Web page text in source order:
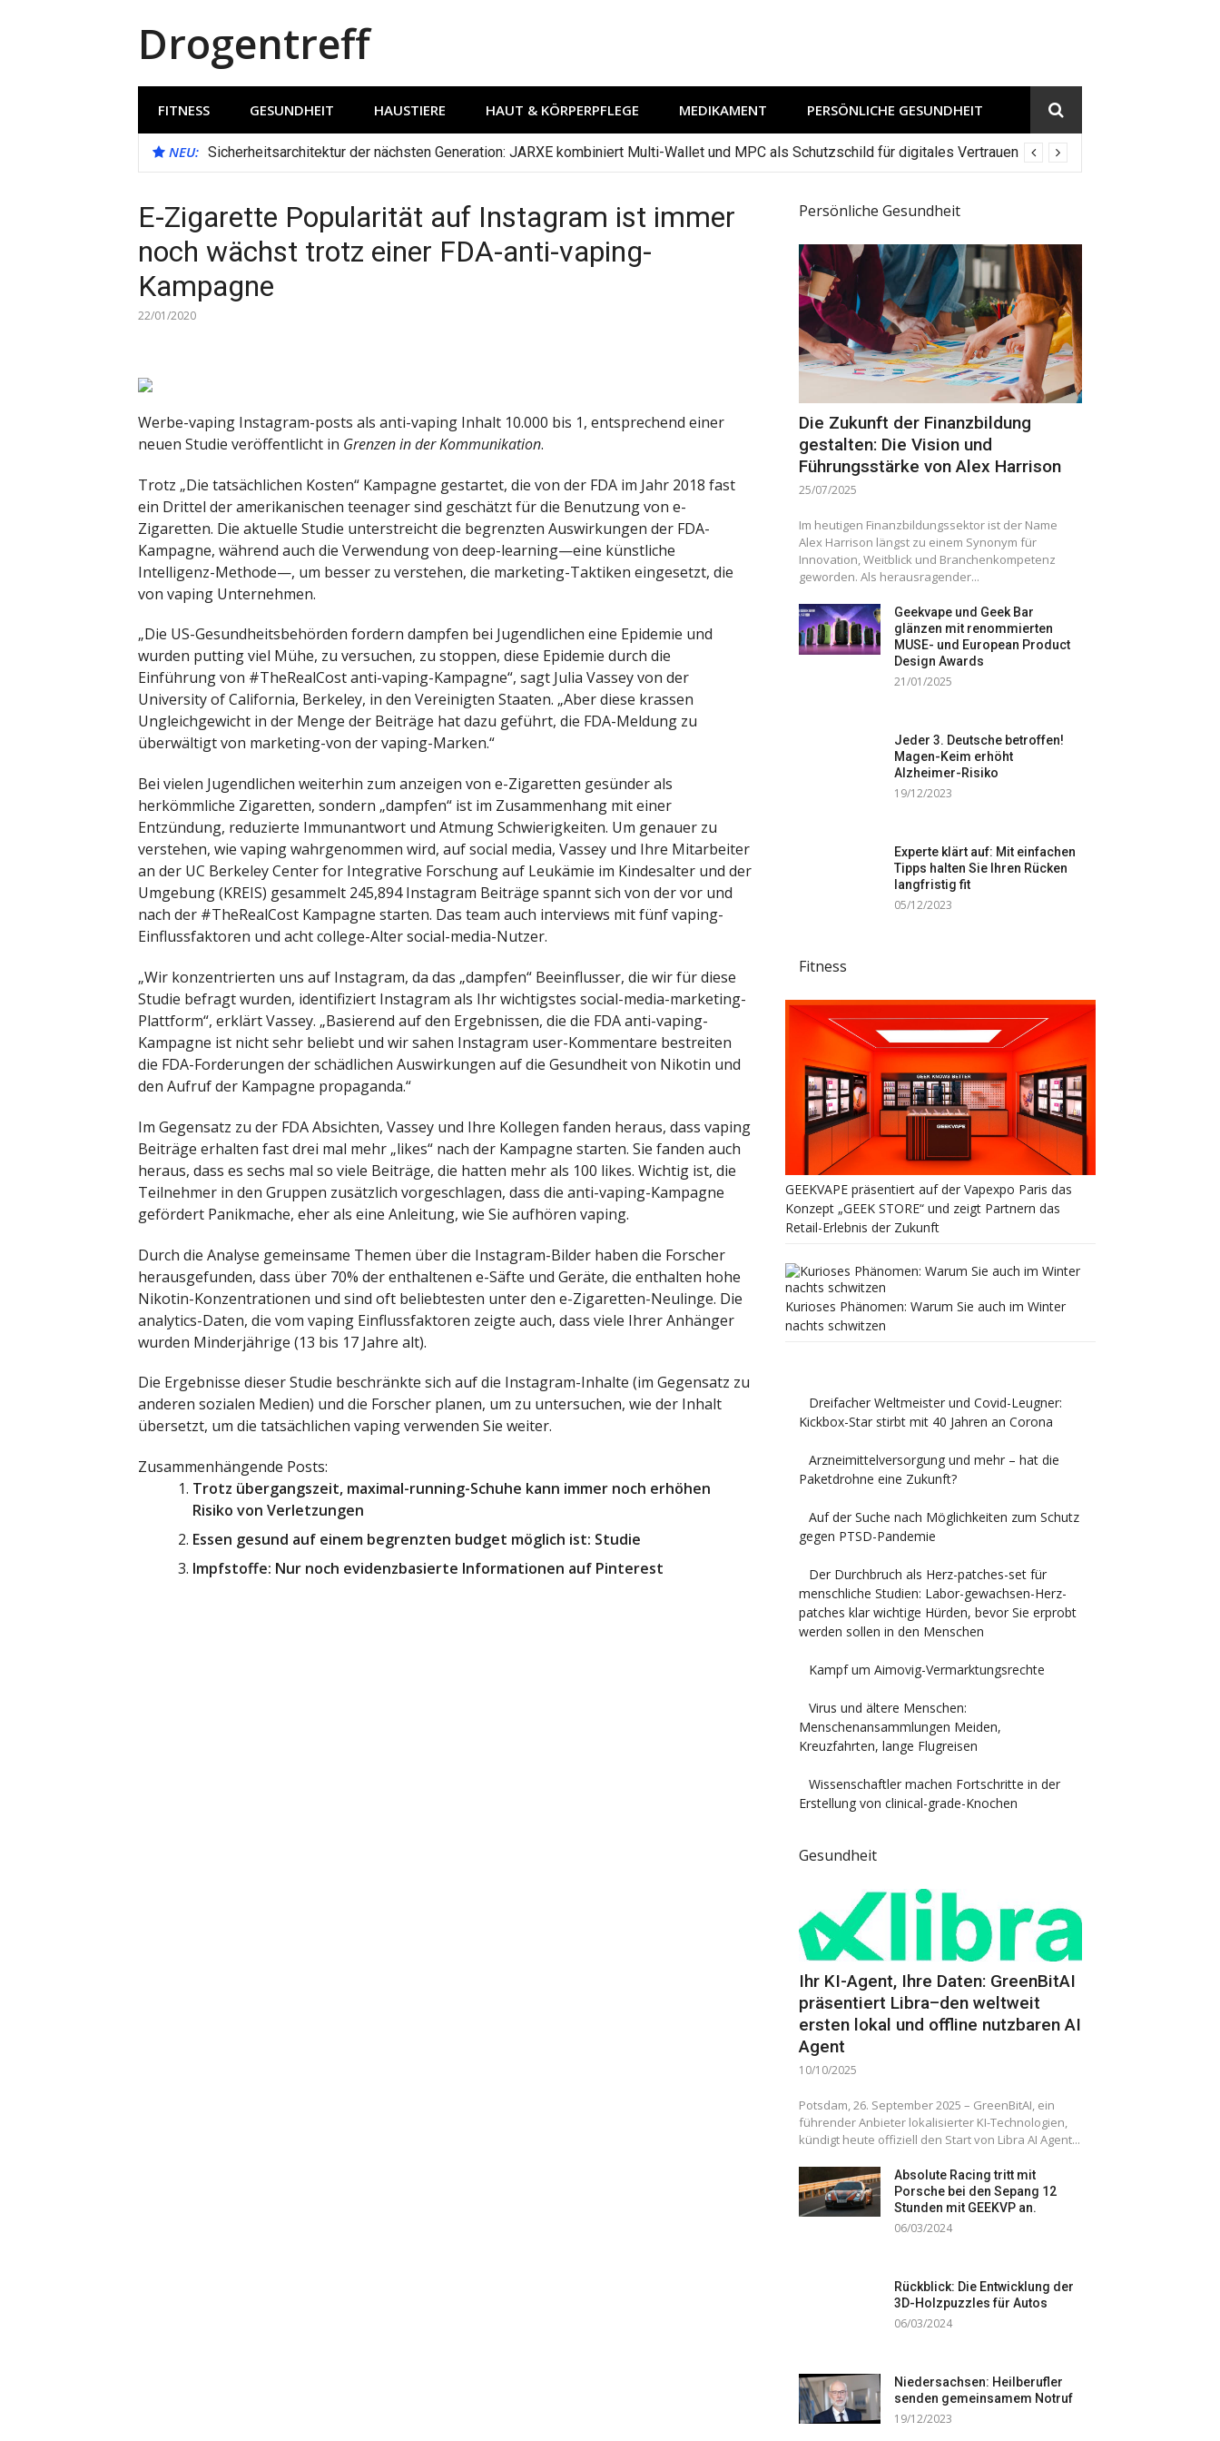
Drogentreff
FITNESS GESUNDHEIT HAUSTIERE HAUT & KÖRPERPFLEGE MEDIKAMENT PERSÖNLICHE GESUNDHEIT
NEU: Sicherheitsarchitektur der nächsten Generation: JARXE kombiniert Multi-Wallet und MPC als Schutzschild für digitales Vertrauen
E-Zigarette Popularität auf Instagram ist immer
noch wächst trotz einer FDA-anti-vaping-
Kampagne
22/01/2020
Werbe-vaping Instagram-posts als anti-vaping Inhalt 10.000 bis 1, entsprechend einer
neuen Studie veröffentlicht in Grenzen in der Kommunikation.
Trotz „Die tatsächlichen Kosten“ Kampagne gestartet, die von der FDA im Jahr 2018 fast
ein Drittel der amerikanischen teenager sind geschätzt für die Benutzung von e-
Zigaretten. Die aktuelle Studie unterstreicht die begrenzten Auswirkungen der FDA-
Kampagne, während auch die Verwendung von deep-learning—eine künstliche
Intelligenz-Methode—, um besser zu verstehen, die marketing-Taktiken eingesetzt, die
von vaping Unternehmen.
„Die US-Gesundheitsbehörden fordern dampfen bei Jugendlichen eine Epidemie und
wurden putting viel Mühe, zu versuchen, zu stoppen, diese Epidemie durch die
Einführung von #TheRealCost anti-vaping-Kampagne“, sagt Julia Vassey von der
University of California, Berkeley, in den Vereinigten Staaten. „Aber diese krassen
Ungleichgewicht in der Menge der Beiträge hat dazu geführt, die FDA-Meldung zu
überwältigt von marketing-von der vaping-Marken.“
Bei vielen Jugendlichen weiterhin zum anzeigen von e-Zigaretten gesünder als
herkömmliche Zigaretten, sondern „dampfen“ ist im Zusammenhang mit einer
Entzündung, reduzierte Immunantwort und Atmung Schwierigkeiten. Um genauer zu
verstehen, wie vaping wahrgenommen wird, auf social media, Vassey und Ihre Mitarbeiter
an der UC Berkeley Center for Integrative Forschung auf Leukämie im Kindesalter und der
Umgebung (KREIS) gesammelt 245,894 Instagram Beiträge spannt sich von der vor und
nach der #TheRealCost Kampagne starten. Das team auch interviews mit fünf vaping-
Einflussfaktoren und acht college-Alter social-media-Nutzer.
„Wir konzentrierten uns auf Instagram, da das „dampfen“ Beeinflusser, die wir für diese
Studie befragt wurden, identifiziert Instagram als Ihr wichtigstes social-media-marketing-
Plattform“, erklärt Vassey. „Basierend auf den Ergebnissen, die die FDA anti-vaping-
Kampagne ist nicht sehr beliebt und wir sahen Instagram user-Kommentare bestreiten
die FDA-Forderungen der schädlichen Auswirkungen auf die Gesundheit von Nikotin und
den Aufruf der Kampagne propaganda.“
Im Gegensatz zu der FDA Absichten, Vassey und Ihre Kollegen fanden heraus, dass vaping
Beiträge erhalten fast drei mal mehr „likes“ nach der Kampagne starten. Sie fanden auch
heraus, dass es sechs mal so viele Beiträge, die hatten mehr als 100 likes. Wichtig ist, die
Teilnehmer in den Gruppen zusätzlich vorgeschlagen, dass die anti-vaping-Kampagne
gefördert Panikmache, eher als eine Anleitung, wie Sie aufhören vaping.
Durch die Analyse gemeinsame Themen über die Instagram-Bilder haben die Forscher
herausgefunden, dass über 70% der enthaltenen e-Säfte und Geräte, die enthalten hohe
Nikotin-Konzentrationen und sind oft beliebtesten unter den e-Zigaretten-Neulinge. Die
analytics-Daten, die vom vaping Einflussfaktoren zeigte auch, dass viele Ihrer Anhänger
wurden Minderjährige (13 bis 17 Jahre alt).
Die Ergebnisse dieser Studie beschränkte sich auf die Instagram-Inhalte (im Gegensatz zu
anderen sozialen Medien) und die Forscher planen, um zu untersuchen, wie der Inhalt
übersetzt, um die tatsächlichen vaping verwenden Sie weiter.
Zusammenhängende Posts:
Trotz übergangszeit, maximal-running-Schuhe kann immer noch erhöhen
Risiko von Verletzungen
Essen gesund auf einem begrenzten budget möglich ist: Studie
Impfstoffe: Nur noch evidenzbasierte Informationen auf Pinterest
Persönliche Gesundheit
Die Zukunft der Finanzbildung
gestalten: Die Vision und
Führungsstärke von Alex Harrison
25/07/2025
Im heutigen Finanzbildungssektor ist der Name
Alex Harrison längst zu einem Synonym für
Innovation, Weitblick und Branchenkompetenz
geworden. Als herausragender...
Geekvape und Geek Bar
glänzen mit renommierten
MUSE- und European Product
Design Awards
21/01/2025
Jeder 3. Deutsche betroffen!
Magen-Keim erhöht
Alzheimer-Risiko
19/12/2023
Experte klärt auf: Mit einfachen
Tipps halten Sie Ihren Rücken
langfristig fit
05/12/2023
Fitness
GEEKVAPE präsentiert auf der Vapexpo Paris das
Konzept „GEEK STORE“ und zeigt Partnern das
Retail-Erlebnis der Zukunft
Kurioses Phänomen: Warum Sie auch im Winter
nachts schwitzen
Dreifacher Weltmeister und Covid-Leugner:
Kickbox-Star stirbt mit 40 Jahren an Corona
Arzneimittelversorgung und mehr – hat die
Paketdrohne eine Zukunft?
Auf der Suche nach Möglichkeiten zum Schutz
gegen PTSD-Pandemie
Der Durchbruch als Herz-patches-set für
menschliche Studien: Labor-gewachsen-Herz-
patches klar wichtige Hürden, bevor Sie erprobt
werden sollen in den Menschen
Kampf um Aimovig-Vermarktungsrechte
Virus und ältere Menschen:
Menschenansammlungen Meiden,
Kreuzfahrten, lange Flugreisen
Wissenschaftler machen Fortschritte in der
Erstellung von clinical-grade-Knochen
Gesundheit
Ihr KI-Agent, Ihre Daten: GreenBitAI
präsentiert Libra–den weltweit
ersten lokal und offline nutzbaren AI
Agent
10/10/2025
Potsdam, 26. September 2025 – GreenBitAI, ein
führender Anbieter lokalisierter KI-Technologien,
kündigt heute offiziell den Start von Libra AI Agent...
Absolute Racing tritt mit
Porsche bei den Sepang 12
Stunden mit GEEKVP an.
06/03/2024
Rückblick: Die Entwicklung der
3D-Holzpuzzles für Autos
06/03/2024
Niedersachsen: Heilberufler
senden gemeinsamem Notruf
19/12/2023